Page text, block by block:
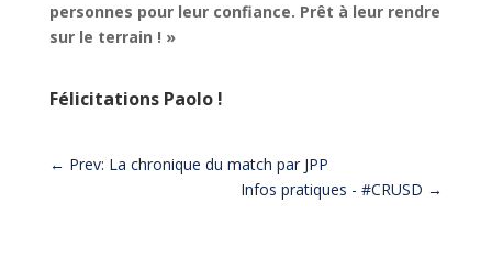
personnes pour leur confiance. Prêt à leur rendre
sur le terrain ! »
Félicitations Paolo !
← Prev: La chronique du match par JPP
Infos pratiques - #CRUSD →